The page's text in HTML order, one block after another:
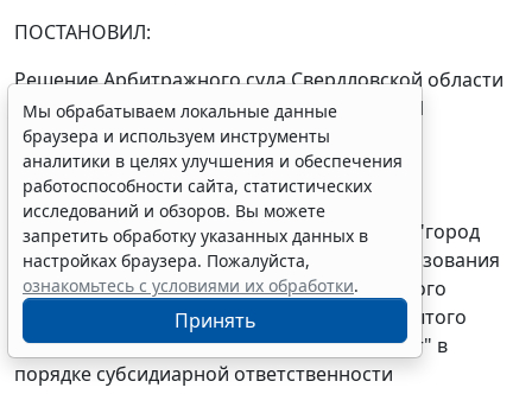
ПОСТАНОВИЛ:
Решение Арбитражного суда Свердловской области
от 16 мая 2011 года по делу N А60-6247/2011
отменить.
Исковые требования удовлетворить.
Взыскать с Муниципального образования "город
Ирбит" в лице главы муниципального образования
"город Ирбит" за счет казны муниципального
образования "город Ирбит" в пользу Закрытого
акционерного общества "Регионгаз-инвест" в
порядке субсидиарной ответственности
Мы обрабатываем локальные данные
браузера и используем инструменты
аналитики в целях улучшения и обеспечения
работоспособности сайта, статистических
исследований и обзоров. Вы можете
запретить обработку указанных данных в
настройках браузера. Пожалуйста,
ознакомьтесь с условиями их обработки.
Принять